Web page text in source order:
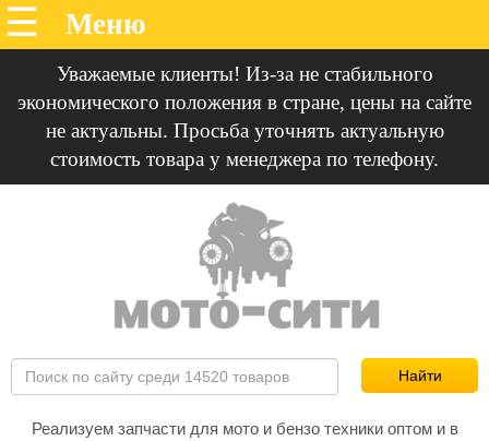
Уважаемые клиенты! Из-за не стабильного
экономического положения в стране, цены на сайте
не актуальны. Просьба уточнять актуальную
стоимость товара у менеджера по телефону.
Реализуем запчасти для мото и бензо техники оптом и в